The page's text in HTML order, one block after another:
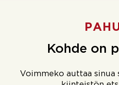
Kohde on
Voimmeko auttaa sinua